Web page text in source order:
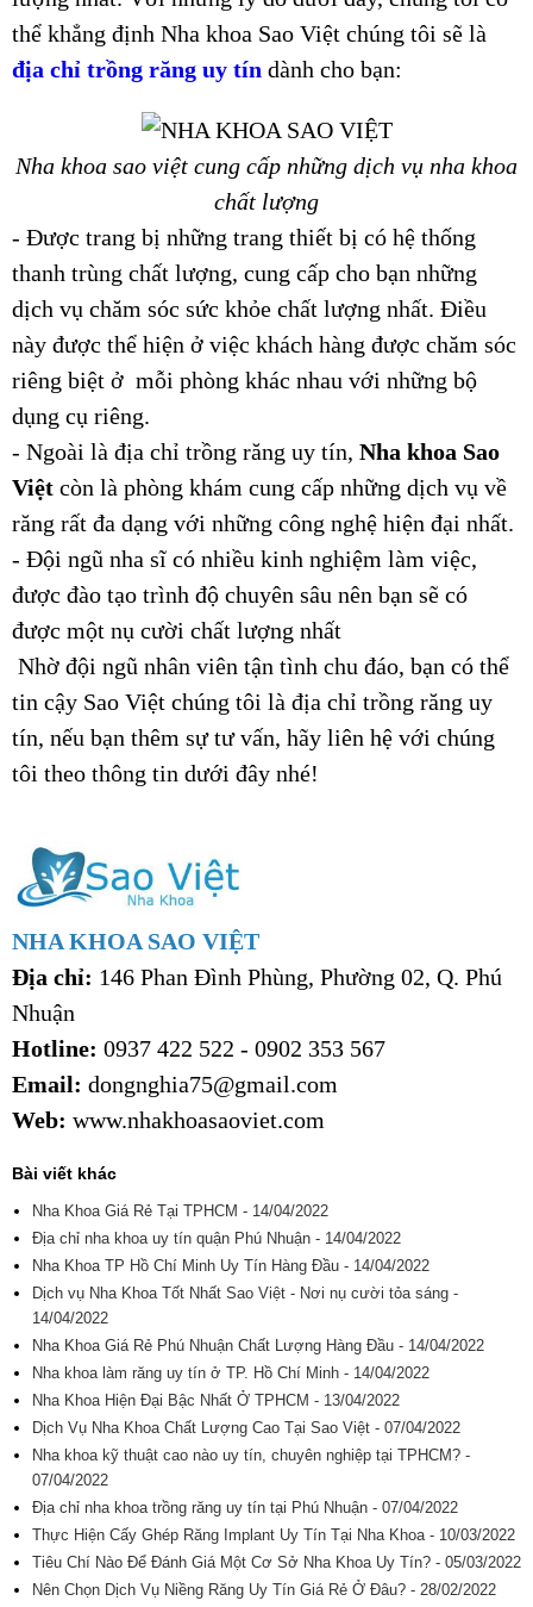
thể khẳng định Nha khoa Sao Việt chúng tôi sẽ là
địa chỉ trồng răng uy tín dành cho bạn:
Nha khoa sao việt cung cấp những dịch vụ nha khoa
chất lượng
- Được trang bị những trang thiết bị có hệ thống
thanh trùng chất lượng, cung cấp cho bạn những
dịch vụ chăm sóc sức khỏe chất lượng nhất. Điều
này được thể hiện ở việc khách hàng được chăm sóc
riêng biệt ở mỗi phòng khác nhau với những bộ
dụng cụ riêng.
- Ngoài là địa chỉ trồng răng uy tín, Nha khoa Sao
Việt còn là phòng khám cung cấp những dịch vụ về
răng rất đa dạng với những công nghệ hiện đại nhất.
- Đội ngũ nha sĩ có nhiều kinh nghiệm làm việc,
được đào tạo trình độ chuyên sâu nên bạn sẽ có
được một nụ cười chất lượng nhất
Nhờ đội ngũ nhân viên tận tình chu đáo, bạn có thể
tin cậy Sao Việt chúng tôi là địa chỉ trồng răng uy
tín, nếu bạn thêm sự tư vấn, hãy liên hệ với chúng
tôi theo thông tin dưới đây nhé!
NHA KHOA SAO VIỆT
Địa chỉ: 146 Phan Đình Phùng, Phường 02, Q. Phú
Nhuận
Hotline: 0937 422 522 - 0902 353 567
Email: dongnghia75@gmail.com
Web: www.nhakhoasaoviet.com
Bài viết khác
Nha Khoa Giá Rẻ Tại TPHCM - 14/04/2022
Địa chỉ nha khoa uy tín quận Phú Nhuận - 14/04/2022
Nha Khoa TP Hồ Chí Minh Uy Tín Hàng Đầu - 14/04/2022
Dịch vụ Nha Khoa Tốt Nhất Sao Việt - Nơi nụ cười tỏa sáng -
14/04/2022
Nha Khoa Giá Rẻ Phú Nhuận Chất Lượng Hàng Đầu - 14/04/2022
Nha khoa làm răng uy tín ở TP. Hồ Chí Minh - 14/04/2022
Nha Khoa Hiện Đại Bậc Nhất Ở TPHCM - 13/04/2022
Dịch Vụ Nha Khoa Chất Lượng Cao Tại Sao Việt - 07/04/2022
Nha khoa kỹ thuật cao nào uy tín, chuyên nghiệp tại TPHCM? -
07/04/2022
Địa chỉ nha khoa trồng răng uy tín tại Phú Nhuận - 07/04/2022
Thực Hiện Cấy Ghép Răng Implant Uy Tín Tại Nha Khoa - 10/03/2022
Tiêu Chí Nào Để Đánh Giá Một Cơ Sở Nha Khoa Uy Tín? - 05/03/2022
Nên Chọn Dịch Vụ Niềng Răng Uy Tín Giá Rẻ Ở Đâu? - 28/02/2022